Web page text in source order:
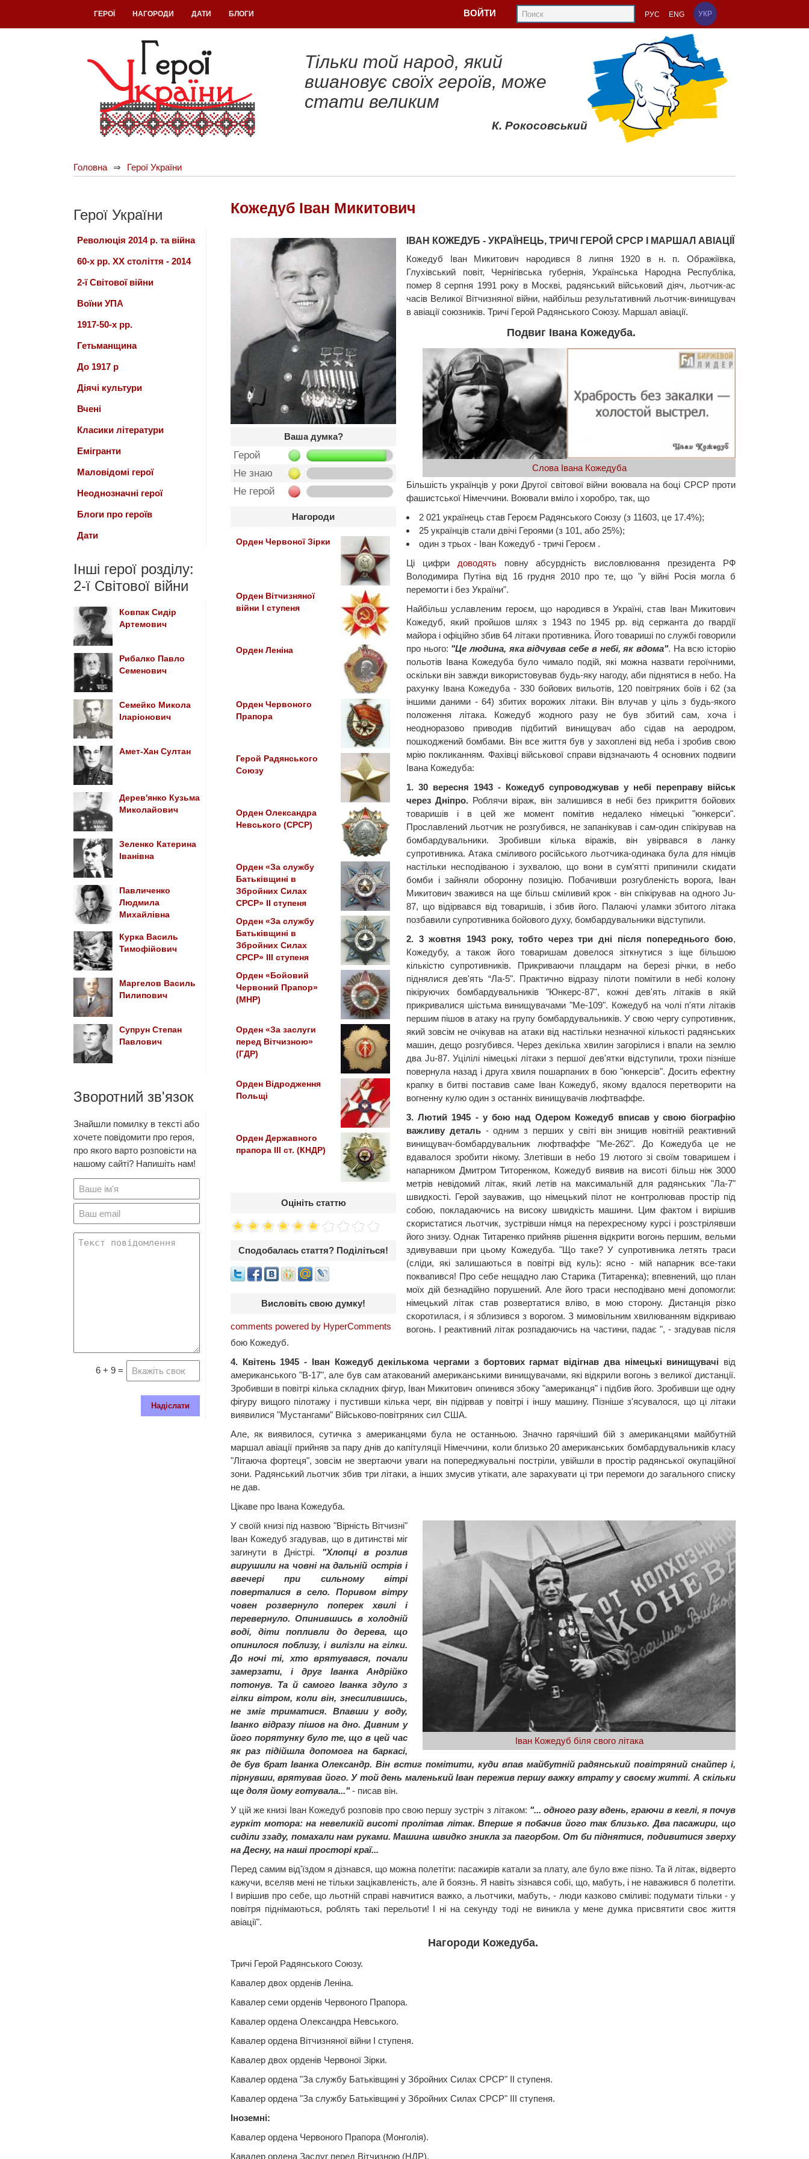
ГЕРОЇ НАГОРОДИ ДАТИ БЛОГИ ВОЙТИ РУС ENG УКР
Тільки той народ, який
вшановує своїх героїв, може
стати великим
К. Рокосовський
Головна Герої України
Кожедуб Іван Микитович
Ваша думка?
Герой
Не знаю
Не герой
Нагороди
Орден Червоної Зірки
Орден Вітчизняної
війни І ступеня
Орден Леніна
Орден Червоного
Прапора
Герой Радянського
Союзу
Орден Олександра
Невського (СРСР)
Орден «За службу
Батьківщині в
Збройних Силах
СРСР» II ступеня
Орден «За службу
Батьківщині в
Збройних Силах
СРСР» III ступеня
Орден «Бойовий
Червоний Прапор»
(МНР)
Орден «За заслуги
перед Вітчизною»
(ГДР)
Орден Відродження
Польщі
Орден Державного
прапора III ст. (КНДР)
Оцініть статтю
Сподобалась стаття? Поділіться!
Висловіть свою думку!
comments powered by HyperComments
ІВАН КОЖЕДУБ - УКРАЇНЕЦЬ, ТРИЧІ ГЕРОЙ СРСР І МАРШАЛ АВІАЦІЇ
Кожедуб Іван Микитович народився 8 липня 1920 в н. п. Ображіївка,
Глухівський повіт, Чернігівська губернія, Українська Народна Республіка,
помер 8 серпня 1991 року в Москві, радянський військовий діяч, льотчик-ас
часів Великої Вітчизняної війни, найбільш результативний льотчик-винищувач
в авіації союзників. Тричі Герой Радянського Союзу. Маршал авіації.
Подвиг Івана Кожедуба.
Слова Івана Кожедуба
Більшість українців у роки Другої світової війни воювала на боці СРСР проти
фашистської Німеччини. Воювали вміло і хоробро, так, що
2 021 українець став Героєм Радянського Союзу (з 11603, це 17.4%);
25 українців стали двічі Героями (з 101, або 25%);
один з трьох - Іван Кожедуб - тричі Героєм .
Ці цифри доводятьповну абсурдність висловлювання президента РФ
Володимира Путіна від 16 грудня 2010 про те, що "у війні Росія могла б
перемогти і без України".
Найбільш уславленим героєм, що народився в Україні, став Іван Микитович
Кожедуб, який пройшов шлях з 1943 по 1945 рр. від сержанта до гвардії
майора і офіційно збив 64 літаки противника. Його товариші по службі говорили
про нього: "Це людина, яка відчував себе в небі, як вдома". На всю історію
польотів Івана Кожедуба було чимало подій, які можна назвати героїчними,
оскільки він завжди використовував будь-яку нагоду, аби піднятися в небо. На
рахунку Івана Кожедуба - 330 бойових вильотів, 120 повітряних боїв і 62 (за
іншими даними - 64) збитих ворожих літаки. Він влучав у ціль з будь-якого
положення літака. Кожедуб жодного разу не був збитий сам, хоча і
неодноразово приводив підбитий винищувач або сідав на аеродром,
пошкоджений бомбами. Він все життя був у захоплені від неба і зробив свою
мрію покликанням. Фахівці військової справи відзначають 4 основних подвиги
Івана Кожедуба:
1. 30 вересня 1943 - Кожедуб супроводжував у небі переправу військ
через Дніпро. Роблячи віраж, він залишився в небі без прикриття бойових
товаришів і в цей же момент помітив недалеко німецькі "юнкерси".
Прославлений льотчик не розгубився, не запанікував і сам-один спікірував на
бомбардувальники. Зробивши кілька віражів, він увірвався в ланку
супротивника. Атака сміливого російського льотчика-одинака була для німців
настільки несподіваною і зухвалою, що вони в сум'ятті припинили скидати
бомби і зайняли оборонну позицію. Побачивши розгубленість ворога, Іван
Микитович зважився на ще більш сміливий крок - він спікірував на одного Ju-
87, що відірвався від товаришів, і збив його. Палаючі уламки збитого літака
позбавили супротивника бойового духу, бомбардувальники відступили.
2. 3 жовтня 1943 року, тобто через три дні після попереднього бою,
Кожедубу, а також його товаришам довелося зіткнутися з іще більшою
кількістю супротивників. Прикриваючи плацдарм на березі річки, в небо
піднялися дев'ять “Ла-5". Практично відразу пілоти помітили в небі колону
пікіруючих бомбардувальників "Юнкерс-87", кожні дев'ять літаків в якій
прикривалися шістьма винищувачами "Ме-109". Кожедуб на чолі п'яти літаків
першим пішов в атаку на групу бомбардувальників. У свою чергу супротивник,
який зовсім не очікував на атаки від настільки незначної кількості радянських
машин, дещо розгубився. Через декілька хвилин загорілися і впали на землю
два Ju-87. Уцілілі німецькі літаки з першої дев'ятки відступили, трохи пізніше
повернула назад і друга хвиля пошарпаних в бою "юнкерсів". Досить ефектну
крапку в битві поставив саме Іван Кожедуб, якому вдалося перетворити на
вогненну кулю один з останніх винищувачів люфтваффе.
3. Лютий 1945 - у бою над Одером Кожедуб вписав у свою біографію
важливу деталь- одним з перших у світі він знищив новітній реактивний
винищувач-бомбардувальник люфтваффе "Me-262". До Кожедуба це не
вдавалося зробити нікому. Злетівши в небо 19 лютого зі своїм товаришем і
напарником Дмитром Титоренком, Кожедуб виявив на висоті більш ніж 3000
метрів невідомий літак, який летів на максимальній для радянських "Ла-7"
швидкості. Герой зауважив, що німецький пілот не контролював простір під
собою, покладаючись на високу швидкість машини. Цим фактом і вирішив
скористатися льотчик, зустрівши німця на перехресному курсі і розстрілявши
його знизу. Однак Титаренко прийняв рішення відкрити вогонь першим, вельми
здивувавши при цьому Кожедуба. "Що таке? У супротивника летять траси
(сліди, які залишаються в повітрі від куль): ясно - мій напарник все-таки
поквапився! Про себе нещадно лаю Старика (Титаренка); впевнений, що план
моїх дій безнадійно порушений. Але його траси несподівано мені допомогли:
німецький літак став розвертатися вліво, в мою сторону. Дистанція різко
скоротилася, і я зблизився з ворогом. З мимовільним хвилюванням відкриваю
вогонь. І реактивний літак розпадаючись на частини, падає ", - згадував після
бою Кожедуб.
4. Квітень 1945 - Іван Кожедуб декількома чергами з бортових гармат відігнав два німецькі винищувачі від
американського "В-17", але був сам атакований американськими винищувачами, які відкрили вогонь з великої дистанції.
Зробивши в повітрі кілька складних фігур, Іван Микитович опинився збоку "американця" і підбив його. Зробивши ще одну
фігуру вищого пілотажу і пустивши кілька черг, він підірвав у повітрі і іншу машину. Пізніше з'ясувалося, що ці літаки
виявилися "Мустангами" Військово-повітряних сил США.
Але, як виявилося, сутичка з американцями була не останньою. Значно гарячіший бій з американцями майбутній
маршал авіації прийняв за пару днів до капітуляції Німеччини, коли близько 20 американських бомбардувальників класу
"Літаюча фортеця", зовсім не звертаючи уваги на попереджувальні постріли, увійшли в простір радянської окупаційної
зони. Радянський льотчик збив три літаки, а інших змусив утікати, але зарахувати ці три перемоги до загального списку
не дав.
Цікаве про Івана Кожедуба.
Іван Кожедуб біля свого літака
У своїй книзі під назвою "Вірність Вітчизні"
Іван Кожедуб згадував, що в дитинстві міг
загинути в Дністрі. "Хлопці в розлив
вирушили на човні на дальній острів і
ввечері при сильному вітрі
поверталися в село. Поривом вітру
човен розвернуло поперек хвилі і
перевернуло. Опинившись в холодній
воді, діти попливли до дерева, що
опинилося поблизу, і вилізли на гілки.
До ночі ті, хто врятувався, почали
замерзати, і друг Іванка Андрійко
потонув. Та й самого Іванка здуло з
гілки вітром, коли він, знесилившись,
не зміг триматися. Впавши у воду,
Іванко відразу пішов на дно. Дивним у
його порятунку було те, що в цей час
як раз підійшла допомога на баркасі,
де був брат Іванка Олександр. Він встиг помітити, куди впав майбутній радянський повітряний снайпер і,
пірнувши, врятував його. У той день маленький Іван пережив першу важку втрату у своєму житті. А скільки
ще доля йому готувала..."- писав він.
У цій же книзі Іван Кожедуб розповів про свою першу зустріч з літаком: "... одного разу вдень, граючи в кеглі, я почув
гуркіт мотора: на невеликій висоті пролітав літак. Вперше я побачив його так близько. Два пасажири, що
сиділи ззаду, помахали нам руками. Машина швидко зникла за пагорбом. От би піднятися, подивитися зверху
на Десну, на наші просторі краї...
Перед самим від'їздом я дізнався, що можна полетіти: пасажирів катали за плату, але було вже пізно. Та й літак, відверто
кажучи, вселяв мені не тільки зацікавленість, але й боязнь. Я навіть зізнався собі, що, мабуть, і не наважився б полетіти.
І вирішив про себе, що льотній справі навчитися важко, а льотчики, мабуть, - люди казково сміливі: подумати тільки - у
повітря піднімаються, роблять такі перельоти! І ні на секунду тоді не виникла у мене думка присвятити своє життя
авіації".
Нагороди Кожедуба.
Тричі Герой Радянського Союзу.
Кавалер двох орденів Леніна.
Кавалер семи орденів Червоного Прапора.
Кавалер ордена Олександра Невського.
Кавалер ордена Вітчизняної війни I ступеня.
Кавалер двох орденів Червоної Зірки.
Кавалер ордена "За службу Батьківщині у Збройних Силах СРСР" II ступеня.
Кавалер ордена "За службу Батьківщині у Збройних Силах СРСР" III ступеня.
Іноземні:
Кавалер ордена Червоного Прапора (Монголія).
Кавалер ордена Заслуг перед Вітчизною (НДР).
Герої України
Революція 2014 р. та війна
60-х рр. ХХ століття - 2014
2-ї Світової війни
Воїни УПА
1917-50-х рр.
Гетьманщина
До 1917 р
Діячі культури
Вчені
Класики літератури
Емігранти
Маловідомі герої
Неоднозначні герої
Блоги про героїв
Дати
Інші герої розділу:
2-ї Світової війни
Ковпак Сидір
Артемович
Рибалко Павло
Семенович
Семейко Микола
Іларіонович
Амет-Хан Султан
Дерев'янко Кузьма
Миколайович
Зеленко Катерина
Іванівна
Павличенко
Людмила
Михайлівна
Курка Василь
Тимофійович
Маргелов Василь
Пилипович
Супрун Степан
Павлович
Зворотний зв'язок
Знайшли помилку в тексті або
хочете повідомити про героя,
про якого варто розповісти на
нашому сайті? Напишіть нам!
6 + 9 =
Надіслати